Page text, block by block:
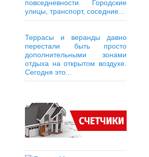
повседневности. Городские
улицы, транспорт, соседние...
Террасы и веранды давно
перестали быть просто
дополнительными зонами
отдыха на открытом воздухе.
Сегодня это...